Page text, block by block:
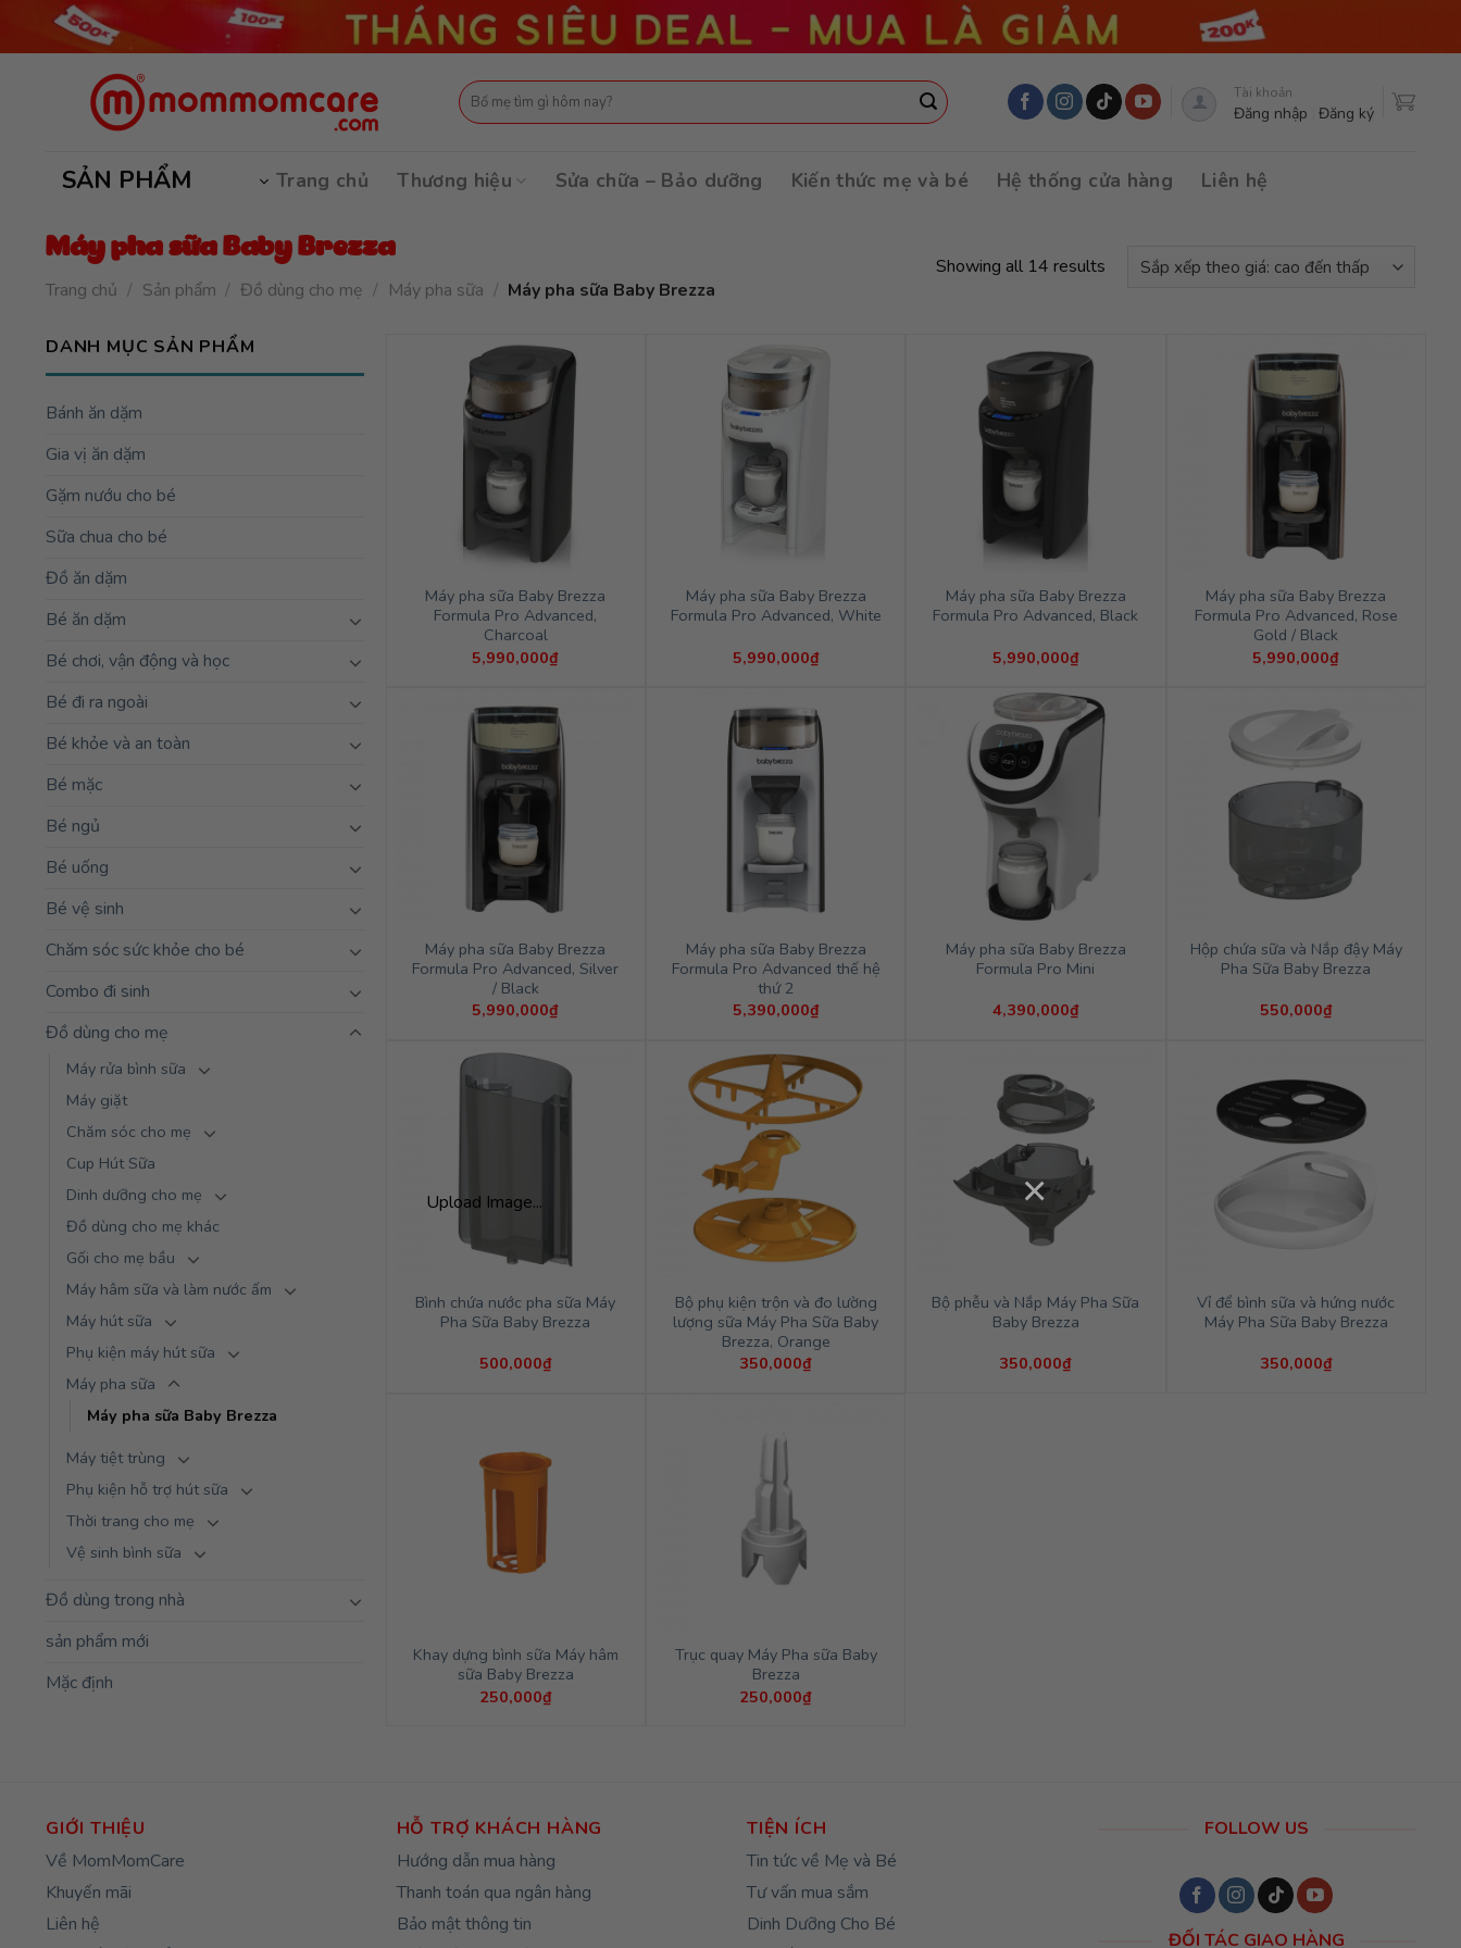
Upload Image... ×
Tìm
kiếm:
Tài khoản
Đăng nhập Đăng ký
SẢN PHẨM Trang chủ Thương hiệu Sửa chữa – Bảo dưỡng Kiến thức mẹ và bé Hệ thống cửa hàng Liên hệ
Máy pha sữa Baby Brezza
Trang chủ / Sản phẩm / Đồ dùng cho mẹ / Máy pha sữa / Máy pha sữa Baby Brezza
Showing all 14 results
DANH MỤC SẢN PHẨM
Bánh ăn dặm
Gia vị ăn dặm
Gặm nướu cho bé
Sữa chua cho bé
Đồ ăn dặm
Bé ăn dặm
Bé chơi, vận động và học
Bé đi ra ngoài
Bé khỏe và an toàn
Bé mặc
Bé ngủ
Bé uống
Bé vệ sinh
Chăm sóc sức khỏe cho bé
Combo đi sinh
Đồ dùng cho mẹ
Máy rửa bình sữa
Máy giặt
Chăm sóc cho mẹ
Cup Hút Sữa
Dinh dưỡng cho mẹ
Đồ dùng cho mẹ khác
Gối cho mẹ bầu
Máy hâm sữa và làm nước ấm
Máy hút sữa
Phụ kiện máy hút sữa
Máy pha sữa
Máy pha sữa Baby Brezza
Máy tiệt trùng
Phụ kiện hỗ trợ hút sữa
Thời trang cho mẹ
Vệ sinh bình sữa
Đồ dùng trong nhà
sản phẩm mới
Mặc định
Máy pha sữa Baby Brezza
Formula Pro Advanced,
Charcoal
5,990,000₫
Máy pha sữa Baby Brezza
Formula Pro Advanced, White
5,990,000₫
Máy pha sữa Baby Brezza
Formula Pro Advanced, Black
5,990,000₫
Máy pha sữa Baby Brezza
Formula Pro Advanced, Rose
Gold / Black
5,990,000₫
Máy pha sữa Baby Brezza
Formula Pro Advanced, Silver
/ Black
5,990,000₫
Máy pha sữa Baby Brezza
Formula Pro Advanced thế hệ
thứ 2
5,390,000₫
Máy pha sữa Baby Brezza
Formula Pro Mini
4,390,000₫
Hộp chứa sữa và Nắp đậy Máy
Pha Sữa Baby Brezza
550,000₫
Bình chứa nước pha sữa Máy
Pha Sữa Baby Brezza
500,000₫
Bộ phụ kiện trộn và đo lường
lượng sữa Máy Pha Sữa Baby
Brezza, Orange
350,000₫
Bộ phễu và Nắp Máy Pha Sữa
Baby Brezza
350,000₫
Vỉ để bình sữa và hứng nước
Máy Pha Sữa Baby Brezza
350,000₫
Khay dựng bình sữa Máy hâm
sữa Baby Brezza
250,000₫
Trục quay Máy Pha sữa Baby
Brezza
250,000₫
GIỚI THIỆU
Về MomMomCare
Khuyến mãi
Liên hệ
HỖ TRỢ KHÁCH HÀNG
Hướng dẫn mua hàng
Thanh toán qua ngân hàng
Bảo mật thông tin
TIỆN ÍCH
Tin tức về Mẹ và Bé
Tư vấn mua sắm
Dinh Dưỡng Cho Bé
FOLLOW US
ĐỐI TÁC GIAO HÀNG